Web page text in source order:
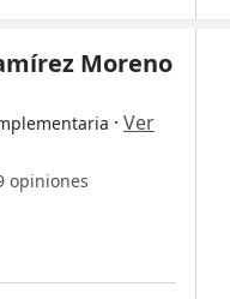
Moreno
· Ver
opiniones